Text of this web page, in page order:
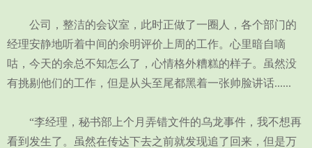
公司，整洁的会议室，此时正做了一圈人，各个部门的
经理安静地听着中间的余明评价上周的工作。心里暗自嘀
咕，今天的余总不知怎么了，心情格外糟糕的样子。虽然没
有挑剔他们的工作，但是从头至尾都黑着一张帅脸讲话......
“李经理，秘书部上个月弄错文件的乌龙事件，我不想再
看到发生了。虽然在传达下去之前就发现追了回来，但是万